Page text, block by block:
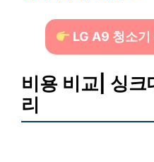
LG A9 청소기
비용 비교| 싱크
리